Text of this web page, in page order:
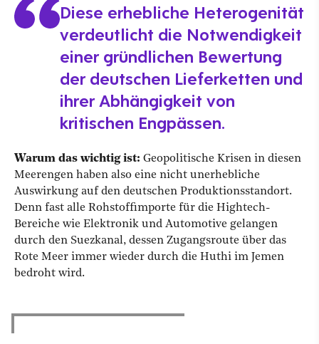
Diese erhebliche Heterogenität
verdeutlicht die Notwendigkeit
einer gründlichen Bewertung
der deutschen Lieferketten und
ihrer Abhängigkeit von
kritischen Engpässen.
Warum das wichtig ist: Geopolitische Krisen in diesen
Meerengen haben also eine nicht unerhebliche
Auswirkung auf den deutschen Produktionsstandort.
Denn fast alle Rohstoffimporte für die Hightech-
Bereiche wie Elektronik und Automotive gelangen
durch den Suezkanal, dessen Zugangsroute über das
Rote Meer immer wieder durch die Huthi im Jemen
bedroht wird.